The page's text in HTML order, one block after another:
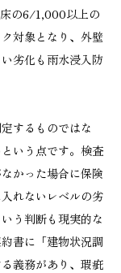
の6/1,000以上の
対象となり、外壁
劣化も雨水浸入防
するものではな
いう点です。検査
かった場合に保険
れないレベルの劣
う判断も現実的な
書に「建物状況調
義務があり、瑕疵